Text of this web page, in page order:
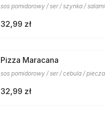
sos pomidorowy / ser / szynka /
32,99 zł
Pizza Maracana
sos pomidorowy / ser / cebula /
32,99 zł